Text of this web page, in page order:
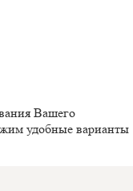
Вашего
удобные варианты